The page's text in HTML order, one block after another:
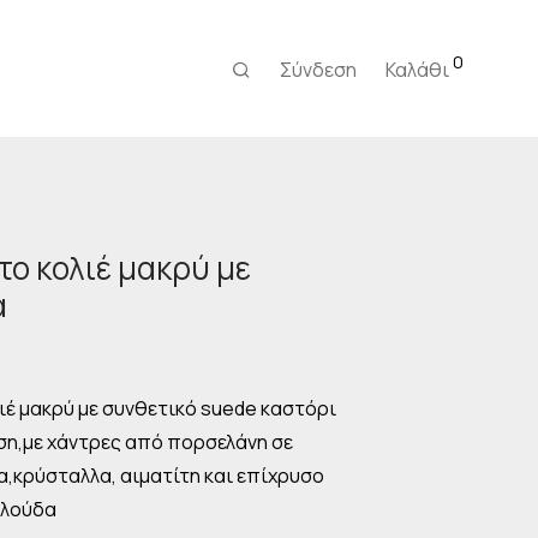
Σύνδεση Καλάθι0
κολιέ μακρύ με
€.
μακρύ με συνθετικό suede καστόρι
χάντρες από πορσελάνη σε
αιματίτη και επίχρυσο